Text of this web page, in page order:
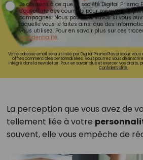
Je consens à ce que la société Digital Prisma
d'ouverture des courriels pour mesurer et
campagnes. Nous pourrons savoir si vous
laquelle vous le faites ainsi que des
vous utilisez. Pour en savoir plus sur ces
confidentialité.
Votre adresse email sera utilisée par Digital Prisma Playerspour
offres commerciales personnalisées. Vous pourrez vous
intégré dans la newsletter. Pour en savoir plus et exercer vos droits,
Confidentialité.
La perception que vous avez de
tellement liée à votre
souvent, elle vous empêche de